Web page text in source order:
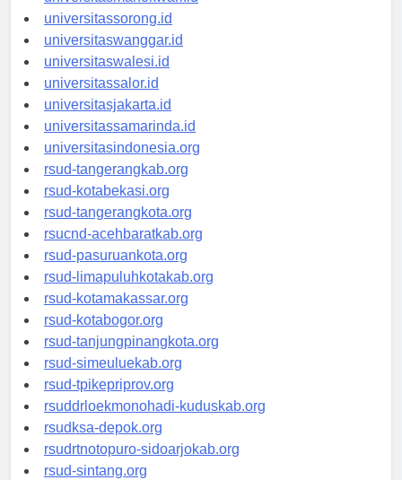
universitassorong.id
universitaswanggar.id
universitaswalesi.id
universitassalor.id
universitasjakarta.id
universitassamarinda.id
universitasindonesia.org
rsud-tangerangkab.org
rsud-kotabekasi.org
rsud-tangerangkota.org
rsucnd-acehbaratkab.org
rsud-pasuruankota.org
rsud-limapuluhkotakab.org
rsud-kotamakassar.org
rsud-kotabogor.org
rsud-tanjungpinangkota.org
rsud-simeuluekab.org
rsud-tpikepriprov.org
rsuddrloekmonohadi-kuduskab.org
rsudksa-depok.org
rsudrtnotopuro-sidoarjokab.org
rsud-sintang.org